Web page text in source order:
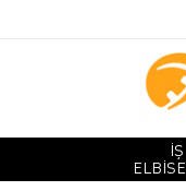
İŞ